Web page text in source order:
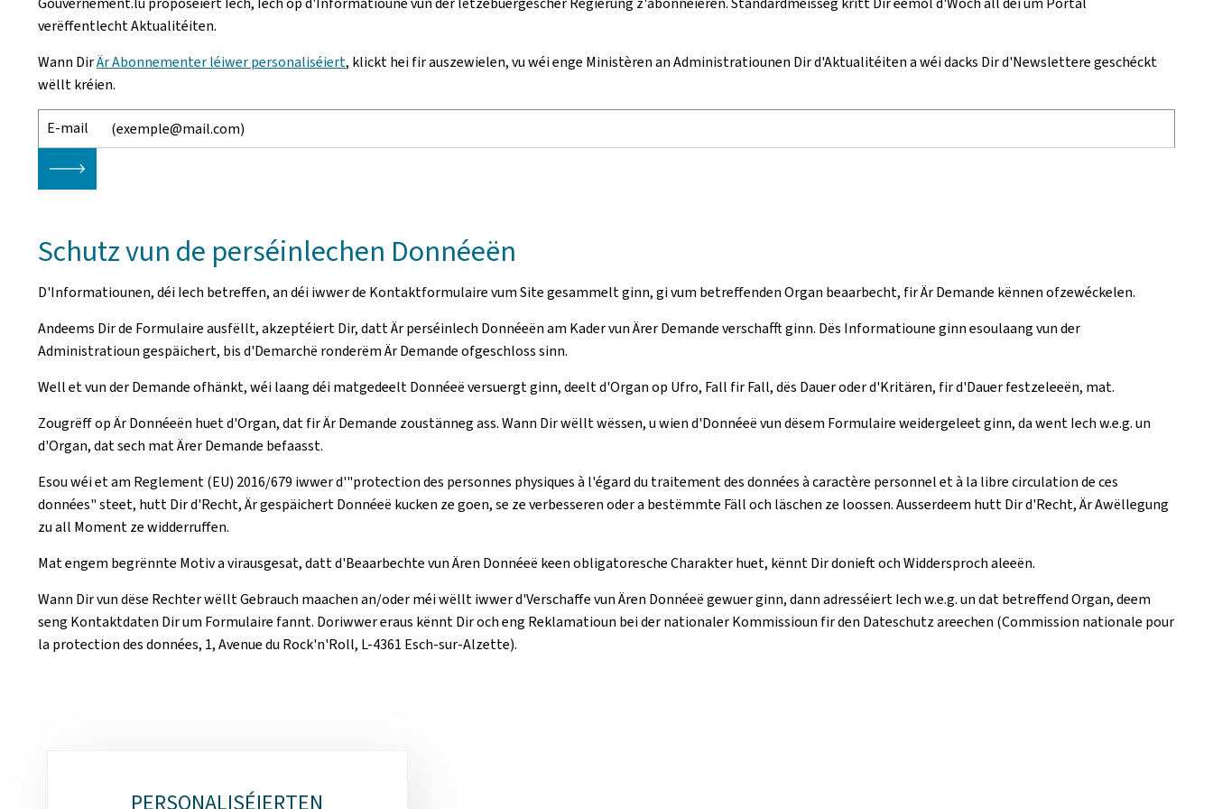
verëffentlecht Aktualitéiten.
Wann DirÄr Abonnementer léiwer personaliséiert, klickt hei fir auszewielen, vu wéi enge Ministèren an Administratiounen Dir d'Aktualitéiten a wéi dacks Dir d'Newslettere geschéckt
wëllt kréien.
E-mail
🡒
Schutz vun de perséinlechen Donnéeën
D'Informatiounen, déi Iech betreffen, an déi iwwer de Kontaktformulaire vum Site gesammelt ginn, gi vum betreffenden Organ beaarbecht, fir Är Demande kënnen ofzewéckelen.
Andeems Dir de Formulaire ausfëllt, akzeptéiert Dir, datt Är perséinlech Donnéeën am Kader vun Ärer Demande verschafft ginn. Dës Informatioune ginn esoulaang vun der
Administratioun gespäichert, bis d'Demarchë ronderëm Är Demande ofgeschloss sinn.
Well et vun der Demande ofhänkt, wéi laang déi matgedeelt Donnéeë versuergt ginn, deelt d'Organ op Ufro, Fall fir Fall, dës Dauer oder d'Kritären, fir d'Dauer festzeleeën, mat.
Zougrëff op Är Donnéeën huet d'Organ, dat fir Är Demande zoustänneg ass. Wann Dir wëllt wëssen, u wien d'Donnéeë vun dësem Formulaire weidergeleet ginn, da went Iech w.e.g. un
d'Organ, dat sech mat Ärer Demande befaasst.
Esou wéi et am Reglement (EU) 2016/679 iwwer d'"protection des personnes physiques à l'égard du traitement des données à caractère personnel et à la libre circulation de ces
données" steet, hutt Dir d'Recht, Är gespäichert Donnéeë kucken ze goen, se ze verbesseren oder a bestëmmte Fäll och läschen ze loossen. Ausserdeem hutt Dir d'Recht, Är Awëllegung
zu all Moment ze widderruffen.
Mat engem begrënnte Motiv a virausgesat, datt d'Beaarbechte vun Ären Donnéeë keen obligatoresche Charakter huet, kënnt Dir donieft och Widdersproch aleeën.
Wann Dir vun dëse Rechter wëllt Gebrauch maachen an/oder méi wëllt iwwer d'Verschaffe vun Ären Donnéeë gewuer ginn, dann adresséiert Iech w.e.g. un dat betreffend Organ, deem
seng Kontaktdaten Dir um Formulaire fannt. Doriwwer eraus kënnt Dir och eng Reklamatioun bei der nationaler Kommissioun fir den Dateschutz areechen (Commission nationale pour
la protection des données, 1, Avenue du Rock'n'Roll, L-4361 Esch-sur-Alzette).
PERSONALISÉIERTEN